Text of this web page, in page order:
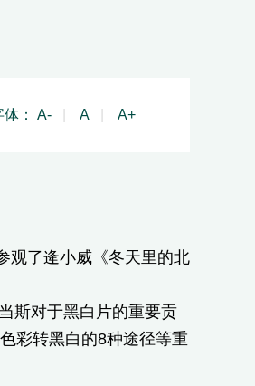
： A- A A+
观了逄小威《冬天里的北
斯对于黑白片的重要贡
彩转黑白的8种途径等重